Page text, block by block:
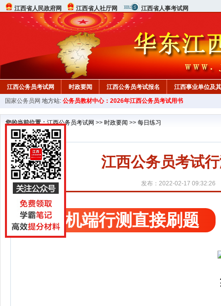
江西省人民政府网 江西省人社厅网 江西省人事考试网
江西公务员考试网 时政要闻 江西公务员考试报名 江西事业单位及
行测真题 在线咨询 教材中心
国家公务员网 地方站: 公务员教材中心：2026年江西公务员考试用书
您的当前位置：江西公务员考试网 >> 时政要闻 >> 每日练习
江西公务员考试
发布：2022-02-17 09:32:26
手机端行测直接刷题